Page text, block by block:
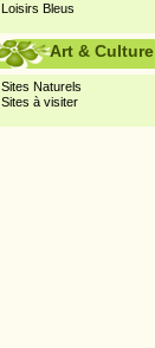
Loisirs Bleus
Art & Culture
Sites Naturels
Sites à visiter